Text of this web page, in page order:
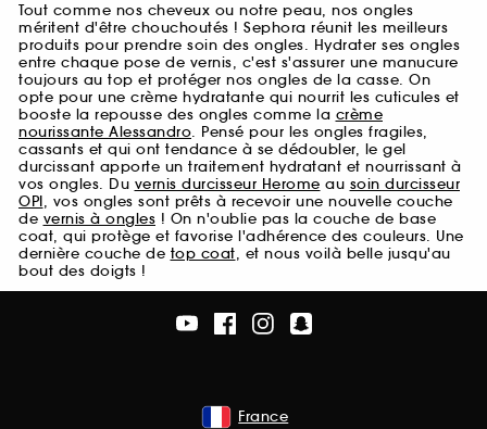
Tout comme nos cheveux ou notre peau, nos ongles
méritent d'être chouchoutés ! Sephora réunit les meilleurs
produits pour prendre soin des ongles. Hydrater ses ongles
entre chaque pose de vernis, c'est s'assurer une manucure
toujours au top et protéger nos ongles de la casse. On
opte pour une crème hydratante qui nourrit les cuticules et
booste la repousse des ongles comme la crème
nourissante Alessandro. Pensé pour les ongles fragiles,
cassants et qui ont tendance à se dédoubler, le gel
durcissant apporte un traitement hydratant et nourrissant à
vos ongles. Du vernis durcisseur Herome au soin durcisseur
OPI, vos ongles sont prêts à recevoir une nouvelle couche
de vernis à ongles ! On n'oublie pas la couche de base
coat, qui protège et favorise l'adhérence des couleurs. Une
dernière couche de top coat, et nous voilà belle jusqu'au
bout des doigts !
France